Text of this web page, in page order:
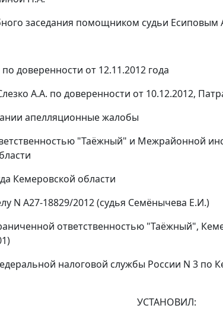
заседания помощником судьи Есиповым
доверенности от 12.11.2012 года
А.А. по доверенности от 10.12.2012,
апелляционные жалобы
"Таёжный" и Межрайонной
Кемеровской области
N А27-18829/2012 (судья Семёнычева Е.И.)
ответственностью "Таёжный",
налоговой службы России N 3 по
УСТАНОВИЛ: